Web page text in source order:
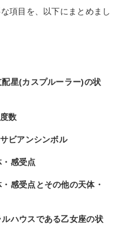
項目を、以下にまとめまし
配星(カスプルーラー)の状
度数
サビアンシンボル
・感受点
・感受点とその他の天体・
ハウスである乙女座の状